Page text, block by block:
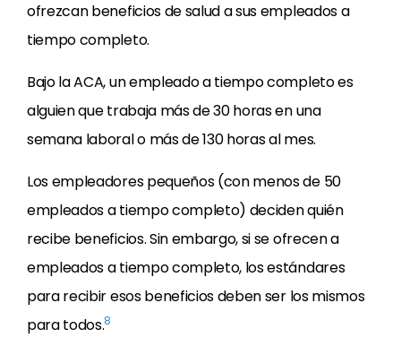
ofrezcan beneficios de salud a sus empleados a
tiempo completo.
Bajo la ACA, un empleado a tiempo completo es
alguien que trabaja más de 30 horas en una
semana laboral o más de 130 horas al mes.
Los empleadores pequeños (con menos de 50
empleados a tiempo completo) deciden quién
recibe beneficios. Sin embargo, si se ofrecen a
empleados a tiempo completo, los estándares
para recibir esos beneficios deben ser los mismos
para todos.8